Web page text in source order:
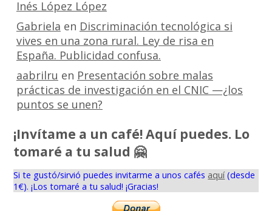
Inés López López
Gabriela en Discriminación tecnológica si
vives en una zona rural. Ley de risa en
España. Publicidad confusa.
aabrilru en Presentación sobre malas
prácticas de investigación en el CNIC —¿los
puntos se unen?
¡Invítame a un café! Aquí puedes. Lo
tomaré a tu salud 🤗
Si te gustó/sirvió puedes invitarme a unos cafés aquí(desde
1€). ¡Los tomaré a tu salud! ¡Gracias!